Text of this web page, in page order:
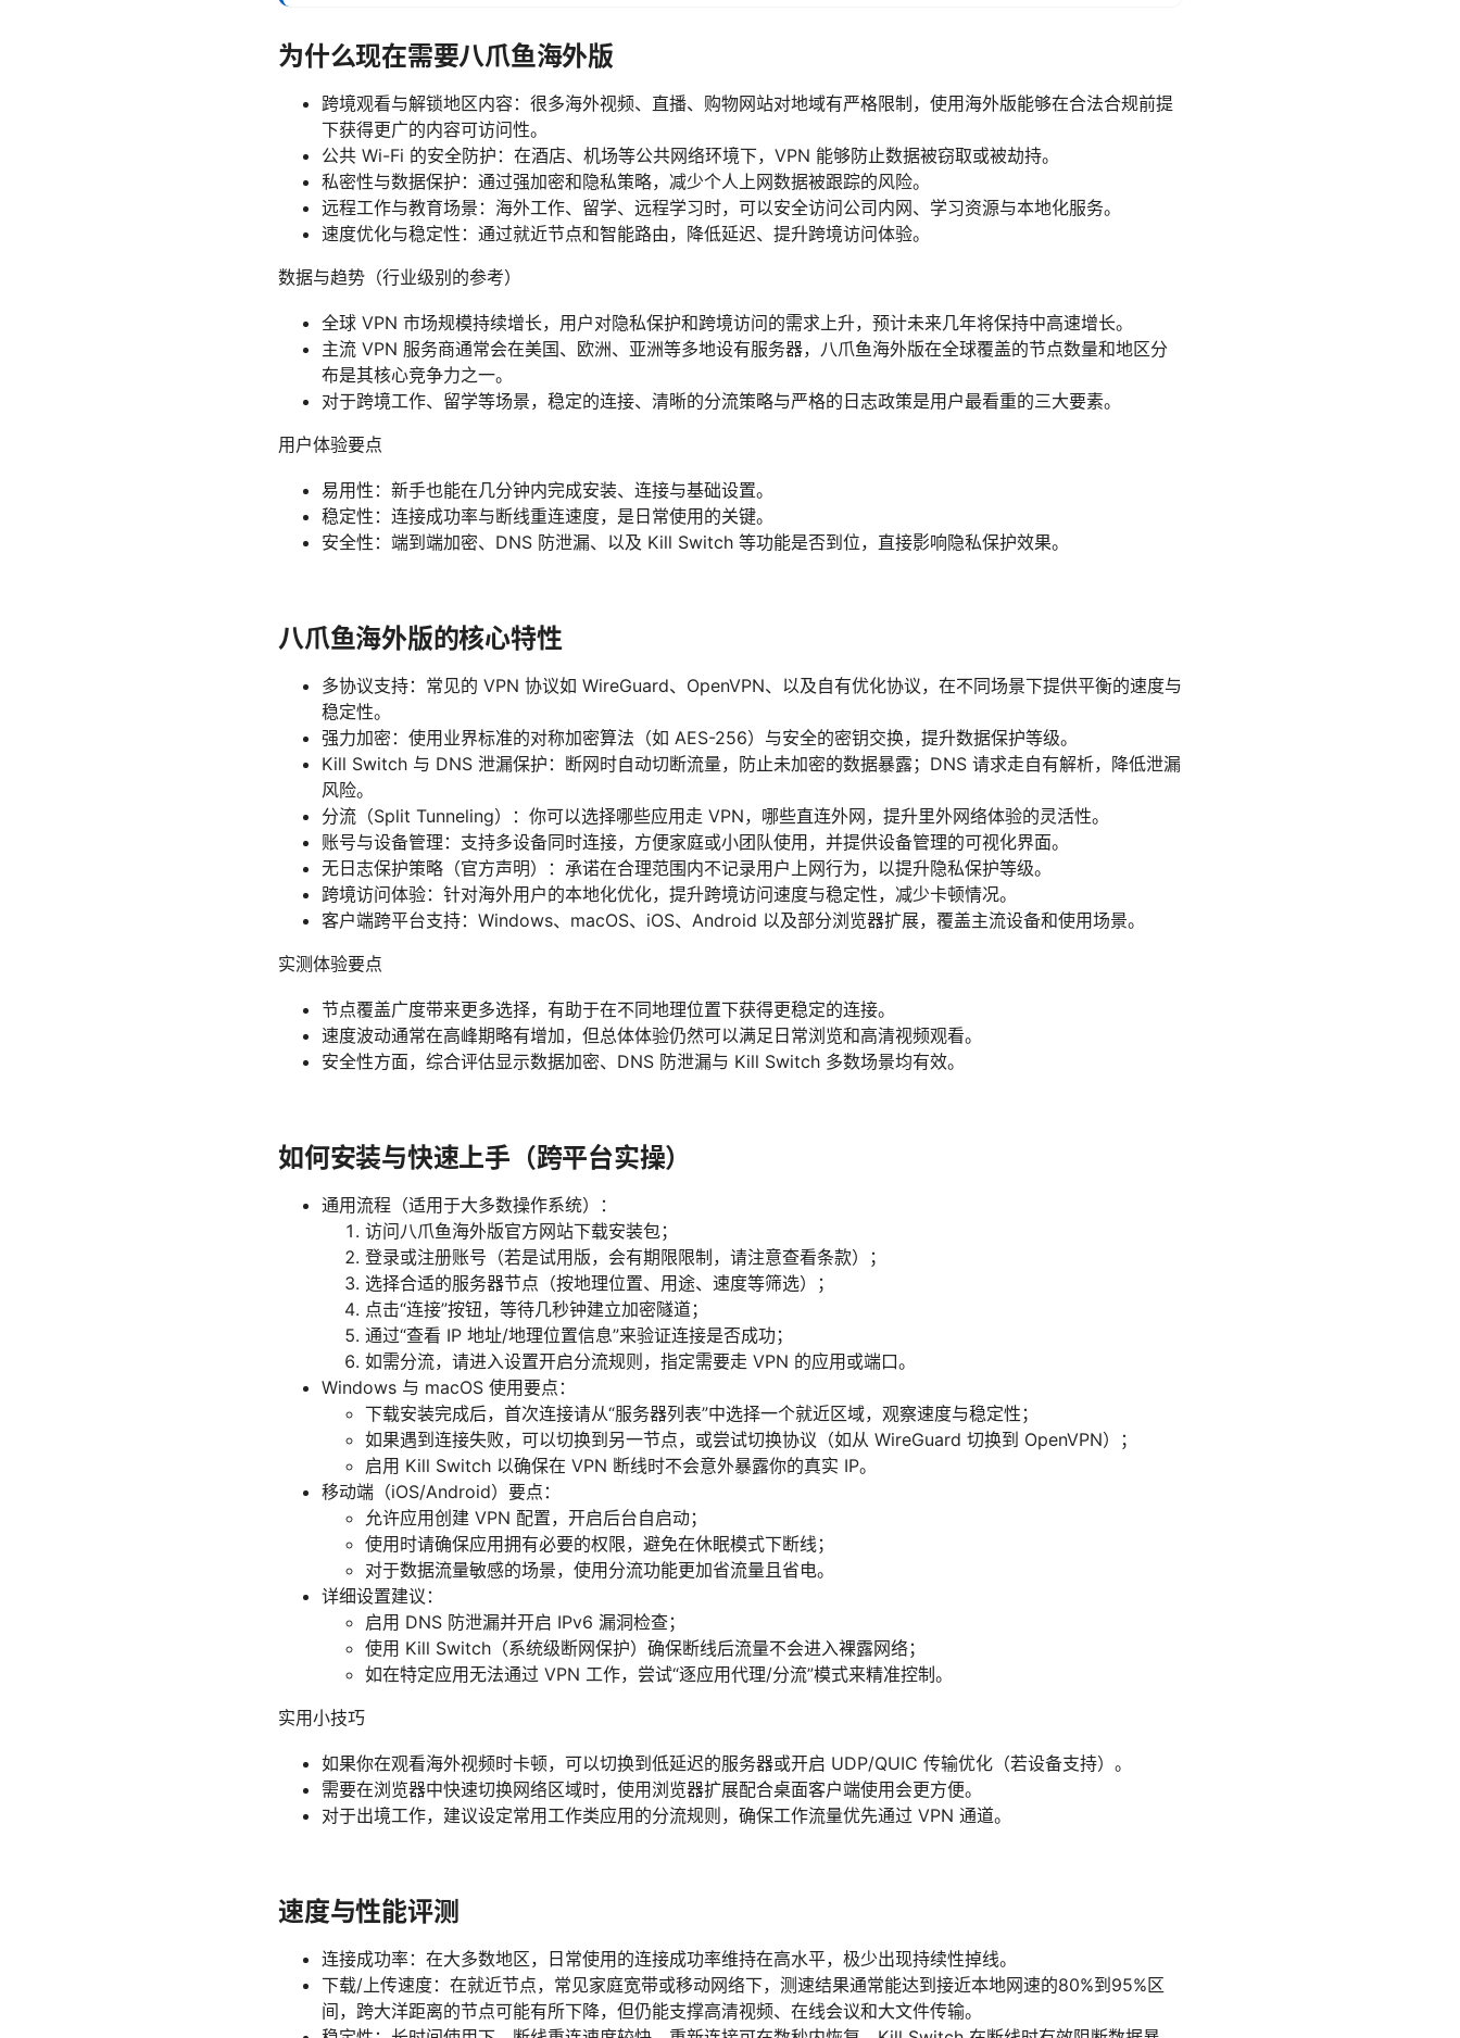
为什么现在需要八爪鱼海外版
跨境观看与解锁地区内容：很多海外视频、直播、购物网站对地域有严格限制，使用海外版能够在合法合规前提
下获得更广的内容可访问性。
公共 Wi-Fi 的安全防护：在酒店、机场等公共网络环境下，VPN 能够防止数据被窃取或被劫持。
私密性与数据保护：通过强加密和隐私策略，减少个人上网数据被跟踪的风险。
远程工作与教育场景：海外工作、留学、远程学习时，可以安全访问公司内网、学习资源与本地化服务。
速度优化与稳定性：通过就近节点和智能路由，降低延迟、提升跨境访问体验。
数据与趋势（行业级别的参考）
全球 VPN 市场规模持续增长，用户对隐私保护和跨境访问的需求上升，预计未来几年将保持中高速增长。
主流 VPN 服务商通常会在美国、欧洲、亚洲等多地设有服务器，八爪鱼海外版在全球覆盖的节点数量和地区分
布是其核心竞争力之一。
对于跨境工作、留学等场景，稳定的连接、清晰的分流策略与严格的日志政策是用户最看重的三大要素。
用户体验要点
易用性：新手也能在几分钟内完成安装、连接与基础设置。
稳定性：连接成功率与断线重连速度，是日常使用的关键。
安全性：端到端加密、DNS 防泄漏、以及 Kill Switch 等功能是否到位，直接影响隐私保护效果。
八爪鱼海外版的核心特性
多协议支持：常见的 VPN 协议如 WireGuard、OpenVPN、以及自有优化协议，在不同场景下提供平衡的速度与
稳定性。
强力加密：使用业界标准的对称加密算法（如 AES-256）与安全的密钥交换，提升数据保护等级。
Kill Switch 与 DNS 泄漏保护：断网时自动切断流量，防止未加密的数据暴露；DNS 请求走自有解析，降低泄漏
风险。
分流（Split Tunneling）：你可以选择哪些应用走 VPN，哪些直连外网，提升里外网络体验的灵活性。
账号与设备管理：支持多设备同时连接，方便家庭或小团队使用，并提供设备管理的可视化界面。
无日志保护策略（官方声明）：承诺在合理范围内不记录用户上网行为，以提升隐私保护等级。
跨境访问体验：针对海外用户的本地化优化，提升跨境访问速度与稳定性，减少卡顿情况。
客户端跨平台支持：Windows、macOS、iOS、Android 以及部分浏览器扩展，覆盖主流设备和使用场景。
实测体验要点
节点覆盖广度带来更多选择，有助于在不同地理位置下获得更稳定的连接。
速度波动通常在高峰期略有增加，但总体体验仍然可以满足日常浏览和高清视频观看。
安全性方面，综合评估显示数据加密、DNS 防泄漏与 Kill Switch 多数场景均有效。
如何安装与快速上手（跨平台实操）
通用流程（适用于大多数操作系统）：
访问八爪鱼海外版官方网站下载安装包；
登录或注册账号（若是试用版，会有期限限制，请注意查看条款）；
选择合适的服务器节点（按地理位置、用途、速度等筛选）；
点击“连接”按钮，等待几秒钟建立加密隧道；
通过“查看 IP 地址/地理位置信息”来验证连接是否成功；
如需分流，请进入设置开启分流规则，指定需要走 VPN 的应用或端口。
Windows 与 macOS 使用要点：
下载安装完成后，首次连接请从“服务器列表”中选择一个就近区域，观察速度与稳定性；
如果遇到连接失败，可以切换到另一节点，或尝试切换协议（如从 WireGuard 切换到 OpenVPN）；
启用 Kill Switch 以确保在 VPN 断线时不会意外暴露你的真实 IP。
移动端（iOS/Android）要点：
允许应用创建 VPN 配置，开启后台自启动；
使用时请确保应用拥有必要的权限，避免在休眠模式下断线；
对于数据流量敏感的场景，使用分流功能更加省流量且省电。
详细设置建议：
启用 DNS 防泄漏并开启 IPv6 漏洞检查；
使用 Kill Switch（系统级断网保护）确保断线后流量不会进入裸露网络；
如在特定应用无法通过 VPN 工作，尝试“逐应用代理/分流”模式来精准控制。
实用小技巧
如果你在观看海外视频时卡顿，可以切换到低延迟的服务器或开启 UDP/QUIC 传输优化（若设备支持）。
需要在浏览器中快速切换网络区域时，使用浏览器扩展配合桌面客户端使用会更方便。
对于出境工作，建议设定常用工作类应用的分流规则，确保工作流量优先通过 VPN 通道。
速度与性能评测
连接成功率：在大多数地区，日常使用的连接成功率维持在高水平，极少出现持续性掉线。
下载/上传速度：在就近节点，常见家庭宽带或移动网络下，测速结果通常能达到接近本地网速的80%到95%区
间，跨大洋距离的节点可能有所下降，但仍能支撑高清视频、在线会议和大文件传输。